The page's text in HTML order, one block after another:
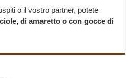
o il vostro partner, potete
di amaretto o con gocce di